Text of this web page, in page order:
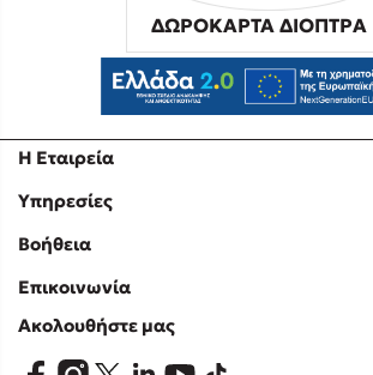
Η Εταιρεία
Υπηρεσίες
Βοήθεια
Επικοινωνία
ΔΩΡΟΚΑΡΤΑ ΔΙΟΠΤΡΑ
Ακολουθήστε μας